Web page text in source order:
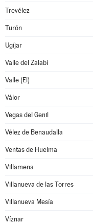
Trevélez
Turón
Ugíjar
Valle del Zalabí
Valle (El)
Válor
Vegas del Genil
Vélez de Benaudalla
Ventas de Huelma
Villamena
Villanueva de las Torres
Villanueva Mesía
Víznar